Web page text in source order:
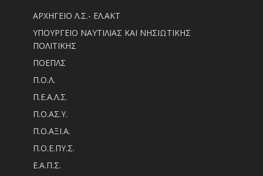
ΑΡΧΗΓΕΙΟ Λ.Σ.- ΕΛ.ΑΚΤ
ΥΠΟΥΡΓΕΙΟ ΝΑΥΤΙΛΙΑΣ ΚΑΙ ΝΗΣΙΩΤΙΚΗΣ
ΠΟΛΙΤΙΚΗΣ
ΠΟΕΠΛΣ
Π.Ο.Λ.
Π.Ε.Α.Λ.Σ.
Π.Ο.ΑΣ.Υ.
Π.Ο.ΑΞΙ.Α.
Π.Ο.Ε.ΠΥ.Σ.
Ε.Α.Π.Σ.